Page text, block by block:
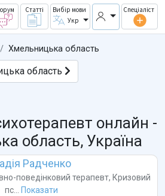
Статті
Вибір мови
Укр
Спеціаліст
Хмельницька область
область
онлайн -
область, Україна
Радченко
поведінковий терапевт, Кризовий
пс... Показати